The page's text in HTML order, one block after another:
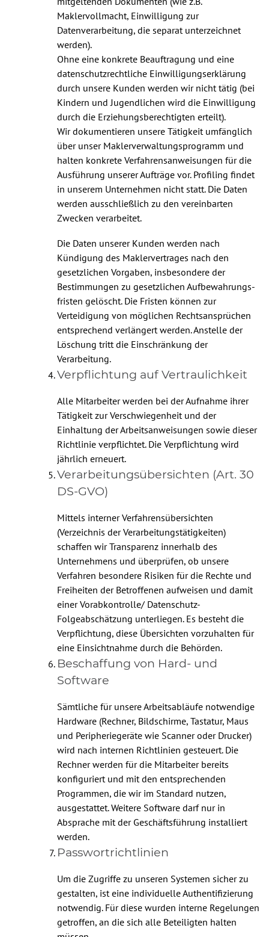
Maklervollmacht, Einwilligung zur
Datenverarbeitung, die separat unterzeichnet
werden).
Ohne eine konkrete Beauftragung und eine
datenschutzrechtliche Einwilligungserklärung
durch unsere Kunden werden wir nicht tätig (bei
Kindern und Jugendlichen wird die Einwilligung
durch die Erziehungsberechtigten erteilt).
Wir dokumentieren unsere Tätigkeit umfänglich
über unser Maklerverwaltungsprogramm und
halten konkrete Verfahrensanweisungen für die
Ausführung unserer Aufträge vor. Profiling findet
in unserem Unternehmen nicht statt. Die Daten
werden ausschließlich zu den vereinbarten
Zwecken verarbeitet.
Die Daten unserer Kunden werden nach
Kündigung des Maklervertrages nach den
gesetzlichen Vorgaben, insbesondere der
Bestimmungen zu gesetzlichen Aufbewahrungs­
fristen gelöscht. Die Fristen können zur
Verteidigung von möglichen Rechtsansprüchen
entsprechend verlängert werden. Anstelle der
Löschung tritt die Einschränkung der
Verarbeitung.
Verpflichtung auf Vertraulichkeit
Alle Mitarbeiter werden bei der Aufnahme ihrer
Tätigkeit zur Verschwiegenheit und der
Einhaltung der Arbeitsanweisungen sowie dieser
Richtlinie verpflichtet. Die Verpflichtung wird
jährlich erneuert.
Verarbeitungsübersichten (Art. 30
DS-GVO)
Mittels interner Verfahrensübersichten
(Verzeichnis der Verarbeitungstätigkeiten)
schaffen wir Transparenz innerhalb des
Unternehmens und überprüfen, ob unsere
Verfahren besondere Risiken für die Rechte und
Freiheiten der Betroffenen aufweisen und damit
einer Vorabkontrolle/ Datenschutz-
Folgeabschätzung unterliegen. Es besteht die
Verpflichtung, diese Übersichten vorzuhalten für
eine Einsichtnahme durch die Behörden.
Beschaffung von Hard- und
Software
Sämtliche für unsere Arbeitsabläufe notwendige
Hardware (Rechner, Bildschirme, Tastatur, Maus
und Peripheriegeräte wie Scanner oder Drucker)
wird nach internen Richtlinien gesteuert. Die
Rechner werden für die Mitarbeiter bereits
konfiguriert und mit den entsprechenden
Programmen, die wir im Standard nutzen,
ausgestattet. Weitere Software darf nur in
Absprache mit der Geschäftsführung installiert
werden.
Passwortrichtlinien
Um die Zugriffe zu unseren Systemen sicher zu
gestalten, ist eine individuelle Authentifizierung
notwendig. Für diese wurden interne Regelungen
getroffen, an die sich alle Beteiligten halten